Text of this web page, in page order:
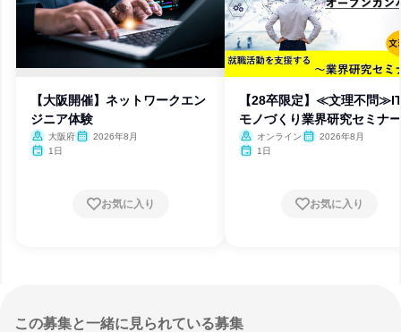
【大阪開催】ネットワークエン
ジニア体験
大阪府
2026年8月
1日
お気に入り
【28卒限定】≪文理不問
モノづくり業界研究セミナー
オンライン
2026年8月
1日
お気に入り
この募集と一緒に見られている募集